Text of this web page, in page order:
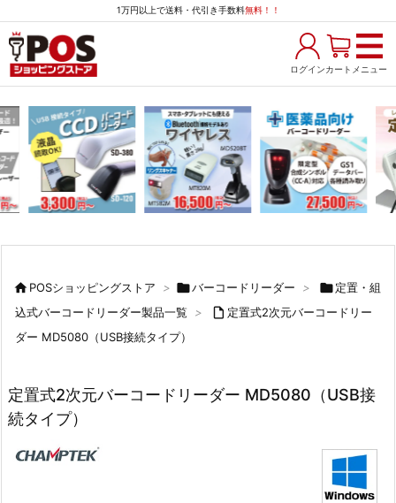
1万円以上で送料・代引き手数料無料！！
ログインカート メニュー
POSショッピングストア > バーコードリーダー > 定置・組
込式バーコードリーダー製品一覧
>  定置式2次元バーコードリー
ダー MD5080（USB接続タイプ）
定置式2次元バーコードリーダー MD5080（USB接
続タイプ）